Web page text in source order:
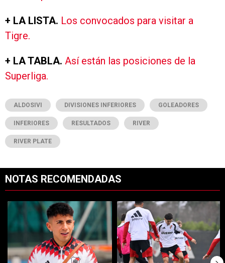
+ LA LISTA. Los convocados para visitar a
Tigre.
+ LA TABLA. Así están las posiciones de la
Superliga.
ALDOSIVI DIVISIONES INFERIORES GOLEADORES
INFERIORES RESULTADOS RIVER
RIVER PLATE
NOTAS RECOMENDADAS
Un artículo de tendencia con el título "Confirmado: ya se sabe qué
Un artículo de tendencia con el